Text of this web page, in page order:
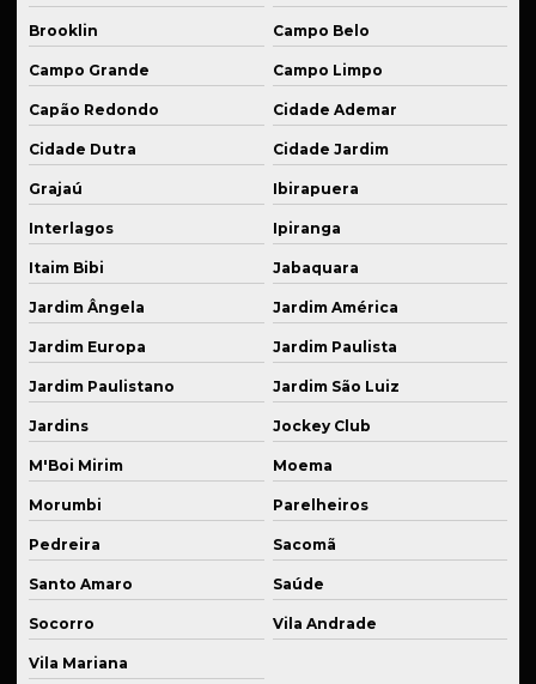
Manutenção de máquina industrial
Manutenção de peças mecânicas
Peças para automação usinadas
Peças industriais em bronze sob medida
Peças industriais sob medida
Peças para montagem de suspensão esportiva
Peças técnicas para equipamentos
Peças usinadas para suspensão fixa
Prestação de serviço de usinagem
Produção de componentes mecânicos
Produção de flanges em alumínio anodizado
Produção de kits de suspensão personalizados
Produção de peças para agroindústria
Produção em série cnc
Recuperação de peças danificadas
Brooklin Campo Belo
Campo Grande Campo Limpo
Capão Redondo Cidade Ademar
Cidade Dutra Cidade Jardim
Grajaú Ibirapuera
Interlagos Ipiranga
Itaim Bibi Jabaquara
Jardim Ângela Jardim América
Jardim Europa Jardim Paulista
Jardim Paulistano Jardim São Luiz
Jardins Jockey Club
M'Boi Mirim Moema
Morumbi Parelheiros
Pedreira Sacomã
Santo Amaro Saúde
Socorro Vila Andrade
Vila Mariana